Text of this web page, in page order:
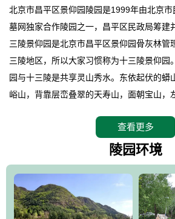
北京市昌平区景仰园陵园是1999年由北京
墓网独家合作陵园之一，昌平区民政局筹建
三陵景仰园是北京市昌平区景仰园骨灰林管
三陵地区，所以大家习惯称为十三陵景仰园
园与十三陵是共享灵山秀水。东依起伏的蟒
峪山，背靠层峦叠翠的天寿山，面朝宝山，
座陵园地处天寿山的环抱之中，四周群山若
天枫叶艳红欲滴，冬天银装素裹分外妖娆！
赞叹："景仰园真乃浑然天成的人生后花园
盎然，既有山川大聚的龙脉气魄，又有藏
陵是世间稀有的地形宝地，也是我们让逝
查看更多
陵园环境